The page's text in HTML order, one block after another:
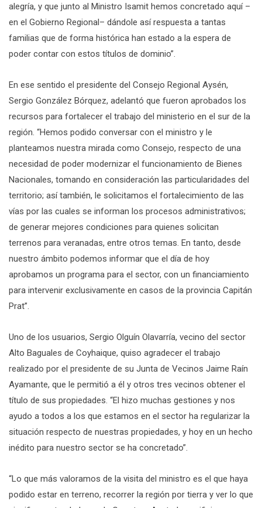
alegría, y que junto al Ministro Isamit hemos concretado aquí –
en el Gobierno Regional– dándole así respuesta a tantas
familias que de forma histórica han estado a la espera de
poder contar con estos títulos de dominio”.
En ese sentido el presidente del Consejo Regional Aysén,
Sergio González Bórquez, adelantó que fueron aprobados los
recursos para fortalecer el trabajo del ministerio en el sur de la
región. “Hemos podido conversar con el ministro y le
planteamos nuestra mirada como Consejo, respecto de una
necesidad de poder modernizar el funcionamiento de Bienes
Nacionales, tomando en consideración las particularidades del
territorio; así también, le solicitamos el fortalecimiento de las
vías por las cuales se informan los procesos administrativos;
de generar mejores condiciones para quienes solicitan
terrenos para veranadas, entre otros temas. En tanto, desde
nuestro ámbito podemos informar que el día de hoy
aprobamos un programa para el sector, con un financiamiento
para intervenir exclusivamente en casos de la provincia Capitán
Prat”.
Uno de los usuarios, Sergio Olguín Olavarría, vecino del sector
Alto Baguales de Coyhaique, quiso agradecer el trabajo
realizado por el presidente de su Junta de Vecinos Jaime Raín
Ayamante, que le permitió a él y otros tres vecinos obtener el
título de sus propiedades. “El hizo muchas gestiones y nos
ayudo a todos a los que estamos en el sector ha regularizar la
situación respecto de nuestras propiedades, y hoy en un hecho
inédito para nuestro sector se ha concretado”.
“Lo que más valoramos de la visita del ministro es el que haya
podido estar en terreno, recorrer la región por tierra y ver lo que